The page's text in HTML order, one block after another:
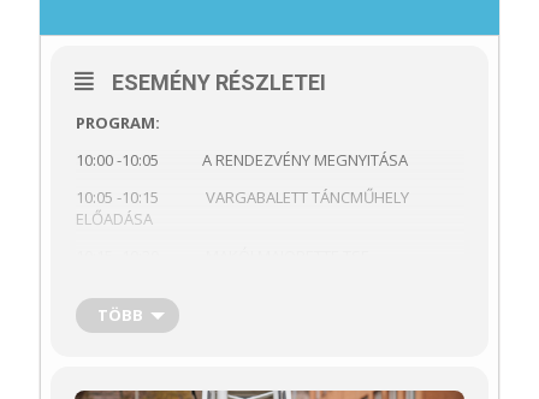
ESEMÉNY RÉSZLETEI
PROGRAM:
10:00 -10:05 A RENDEZVÉNY MEGNYITÁSA
10:05 -10:15 VARGABALETT TÁNCMŰHELY
ELŐADÁSA
10:30 -13:00 KÉZMŰVES FOGLALKOZÁSOK A
KÖRNYEZETTUDATOSSÁG JEGYÉBEN
TÖBB